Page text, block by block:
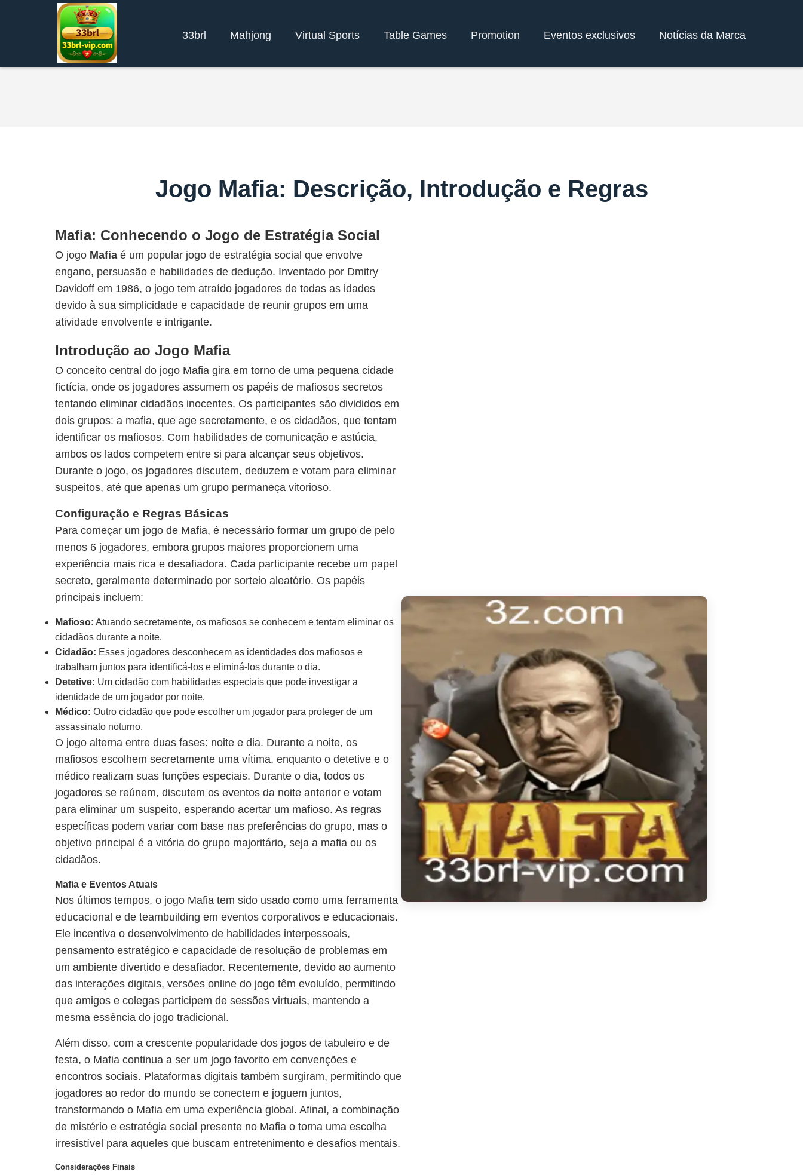
33brl Mahjong Virtual Sports Table Games Promotion Eventos exclusivos Notícias da Marca
Jogo Mafia: Descrição, Introdução e Regras
Mafia: Conhecendo o Jogo de Estratégia Social
O jogo Mafia é um popular jogo de estratégia social que envolve
engano, persuasão e habilidades de dedução. Inventado por Dmitry
Davidoff em 1986, o jogo tem atraído jogadores de todas as idades
devido à sua simplicidade e capacidade de reunir grupos em uma
atividade envolvente e intrigante.
Introdução ao Jogo Mafia
O conceito central do jogo Mafia gira em torno de uma pequena cidade
fictícia, onde os jogadores assumem os papéis de mafiosos secretos
tentando eliminar cidadãos inocentes. Os participantes são divididos em
dois grupos: a mafia, que age secretamente, e os cidadãos, que tentam
identificar os mafiosos. Com habilidades de comunicação e astúcia,
ambos os lados competem entre si para alcançar seus objetivos.
Durante o jogo, os jogadores discutem, deduzem e votam para eliminar
suspeitos, até que apenas um grupo permaneça vitorioso.
Configuração e Regras Básicas
Para começar um jogo de Mafia, é necessário formar um grupo de pelo
menos 6 jogadores, embora grupos maiores proporcionem uma
experiência mais rica e desafiadora. Cada participante recebe um papel
secreto, geralmente determinado por sorteio aleatório. Os papéis
principais incluem:
Mafioso: Atuando secretamente, os mafiosos se conhecem e tentam eliminar os
cidadãos durante a noite.
Cidadão: Esses jogadores desconhecem as identidades dos mafiosos e
trabalham juntos para identificá-los e eliminá-los durante o dia.
Detetive: Um cidadão com habilidades especiais que pode investigar a
identidade de um jogador por noite.
Médico: Outro cidadão que pode escolher um jogador para proteger de um
assassinato noturno.
O jogo alterna entre duas fases: noite e dia. Durante a noite, os
mafiosos escolhem secretamente uma vítima, enquanto o detetive e o
médico realizam suas funções especiais. Durante o dia, todos os
jogadores se reúnem, discutem os eventos da noite anterior e votam
para eliminar um suspeito, esperando acertar um mafioso. As regras
específicas podem variar com base nas preferências do grupo, mas o
objetivo principal é a vitória do grupo majoritário, seja a mafia ou os
cidadãos.
Mafia e Eventos Atuais
Nos últimos tempos, o jogo Mafia tem sido usado como uma ferramenta
educacional e de teambuilding em eventos corporativos e educacionais.
Ele incentiva o desenvolvimento de habilidades interpessoais,
pensamento estratégico e capacidade de resolução de problemas em
um ambiente divertido e desafiador. Recentemente, devido ao aumento
das interações digitais, versões online do jogo têm evoluído, permitindo
que amigos e colegas participem de sessões virtuais, mantendo a
mesma essência do jogo tradicional.
Além disso, com a crescente popularidade dos jogos de tabuleiro e de
festa, o Mafia continua a ser um jogo favorito em convenções e
encontros sociais. Plataformas digitais também surgiram, permitindo que
jogadores ao redor do mundo se conectem e joguem juntos,
transformando o Mafia em uma experiência global. Afinal, a combinação
de mistério e estratégia social presente no Mafia o torna uma escolha
irresistível para aqueles que buscam entretenimento e desafios mentais.
Considerações Finais